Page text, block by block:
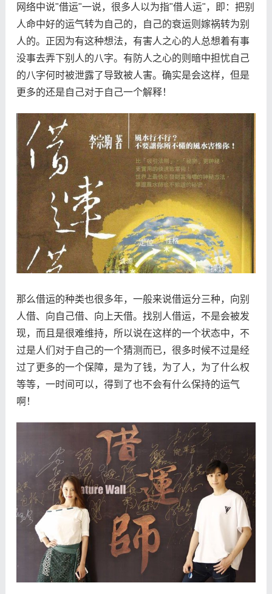
网络中说"借运"一说，很多人以为指"借人运"，即：把别
人命中好的运气转为自己的，自己的衰运则嫁祸转为别
人的。正因为有这种想法，有害人之心的人总想着有事
没事去弄下别人的八字。有防人之心的则暗中担忧自己
的八字何时被泄露了导致被人害。确实是会这样，但是
更多的还是自己对于自己一个解释！
那么借运的种类也很多年，一般来说借运分三种，向别
人借、向自己借、向上天借。找别人借运，不是会被发
现，而且是很难维持，所以说在这样的一个状态中，不
过是人们对于自己的一个猜测而已，很多时候不过是经
过了更多的一个保障，是为了钱，为了人，为了什么权
等等，一时间可以，得到了也不会有什么保持的运气
啊！